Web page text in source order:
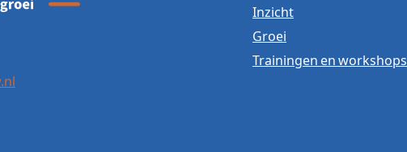
Inzicht
Groei
Trainingen en workshops